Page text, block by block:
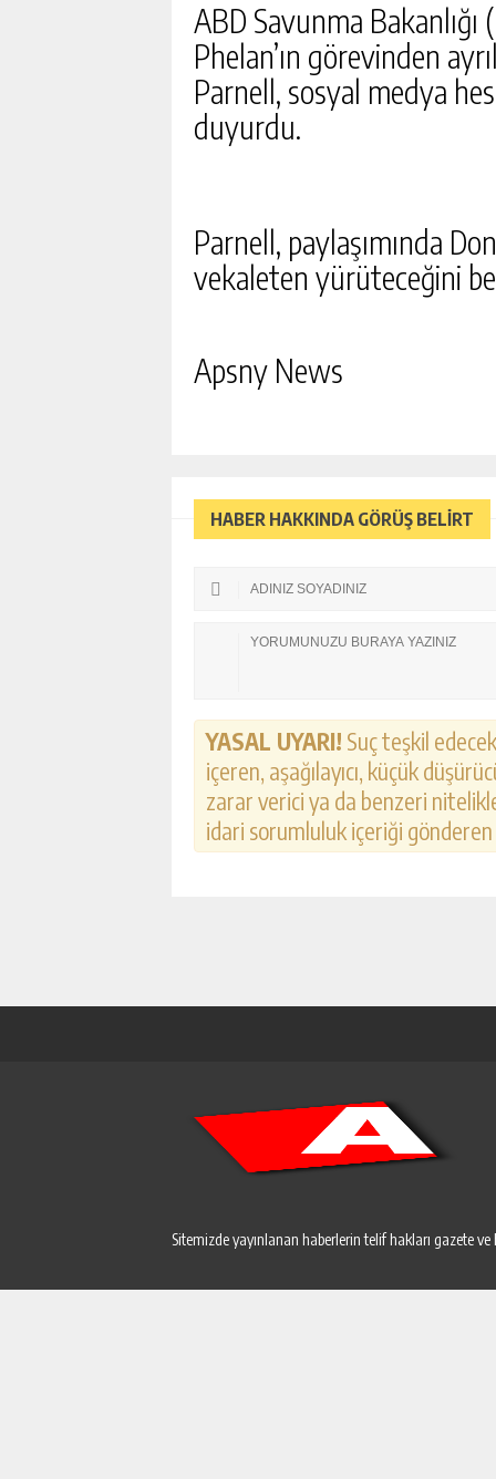
ABD Savunma Bakanlığı (
Phelan’ın görevinden
Parnell, sosyal medya
duyurdu.
Parnell, paylaşımında
vekaleten yürüteceğini
Apsny News
HABER HAKKINDA GÖRÜŞ BELİRT
YASAL UYARI! Suç teşkil
içeren, aşağılayıcı, küçük
zarar verici ya da benzeri
idari sorumluluk içeriği
YAPAY ZEKA SENTETIK
INSANLIK HASTALIKLARA
EDEBILIR
Sitemizde yayınlanan haberlerin telif hakları gazete